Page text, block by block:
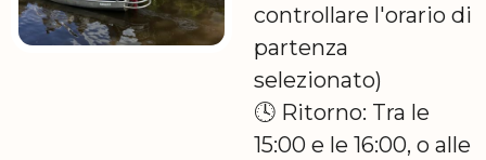
controllare l'orario di
partenza
selezionato)
🕓 Ritorno: Tra le
15:00 e le 16:00, o alle